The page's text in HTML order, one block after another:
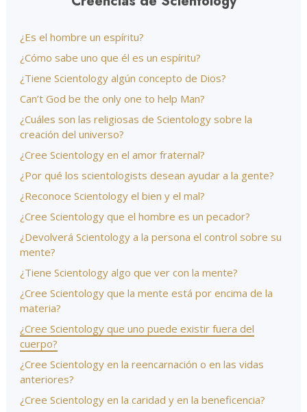
¿Es el hombre un espíritu?
¿Cómo sabe uno que él es un espíritu?
¿Tiene Scientology algún concepto de Dios?
Can’t God be the only one to help Man?
¿Cuáles son las religiosas de Scientology sobre la
creación del universo?
¿Cree Scientology en el amor fraternal?
¿Por qué los scientologists desean ayudar a la gente?
¿Reconoce Scientology el bien y el mal?
¿Cree Scientology que el hombre es un pecador?
¿Devolverá Scientology a la persona el control sobre su
mente?
¿Tiene Scientology algo que ver con la mente?
¿Cree Scientology que la mente está por encima de la
materia?
¿Cree Scientology que uno puede existir fuera del
cuerpo?
¿Cree Scientology en la reencarnación o en las vidas
anteriores?
¿Cree Scientology en la caridad y en la beneficencia?